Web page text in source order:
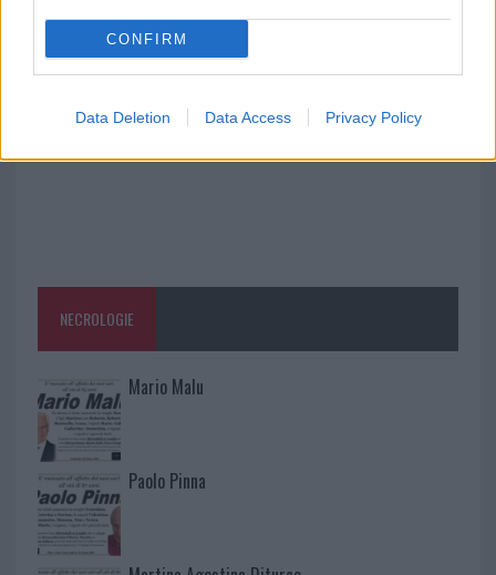
CONFIRM
Data Deletion Data Access Privacy Policy
esplode la protesta
NECROLOGIE
Mario Malu
Paolo Pinna